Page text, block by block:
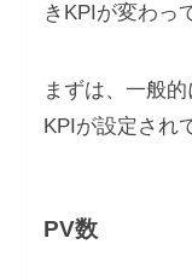
きKPIが変わっ
まずは、一般
KPIが設定され
PV数